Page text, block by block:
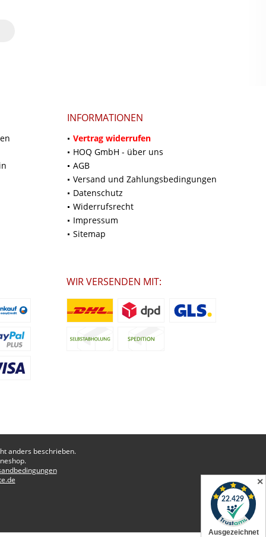
✕
INFORMATIONEN
Vertrag widerrufen
HOQ GmbH - über uns
AGB
Versand und Zahlungsbedingungen
Datenschutz
Widerrufsrecht
Impressum
Sitemap
WIR VERSENDEN MIT:
anders beschrieben.